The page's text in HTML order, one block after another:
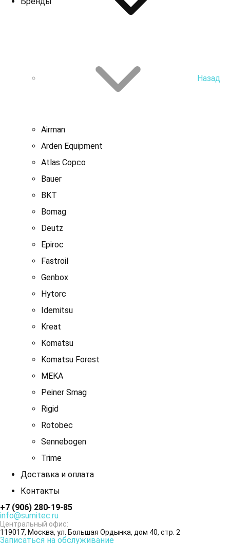
Назад
Airman
Arden Equipment
Atlas Сopco
Bauer
BKT
Bomag
Deutz
Epiroc
Fastroil
Genbox
Hytorc
Idemitsu
Kreat
Komatsu
Komatsu Forest
MEKA
Peiner Smag
Rigid
Rotobec
Sennebogen
Trime
Доставка и оплата
Контакты
+7 (906) 280-19-85
info@sumitec.ru
Центральный офис:
119017, Москва, ул. Большая Ордынка, дом 40, стр. 2
Записаться на обслуживание